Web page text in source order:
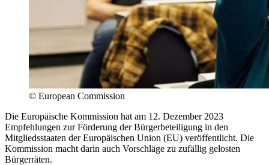
© European Commission
Die Europäische Kommission hat am 12. Dezember 2023
Empfehlungen zur Förderung der Bürgerbeteiligung in den
Mitgliedsstaaten der Europäischen Union (EU) veröffentlicht. Die
Kommission macht darin auch Vorschläge zu zufällig gelosten
Bürgerräten.